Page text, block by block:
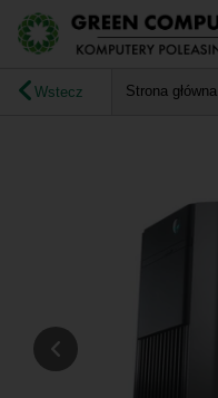
Wstecz Strona główna